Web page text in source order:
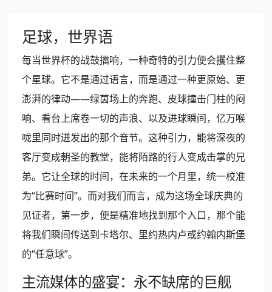
足球，世界语
每当世界杯的战鼓擂响，一种奇特的引力便会攫住整
个星球。它不是通过语言，而是通过一种更原始、更
澎湃的律动——绿茵场上的奔跑、皮球撞击门柱的闷
响、看台上席卷一切的声浪、以及进球瞬间，亿万喉
咙里同时迸发出的那个音节。这种引力，能将深夜的
客厅变成朝圣的教堂，能将陌路的行人变成击掌的兄
弟。它让全球的时间，在未来的一个月里，统一校准
为“比赛时间”。而对我们而言，成为这场全球庆典的
见证者，第一步，便是精准地找到那个入口，那个能
将我们瞬间传送到卡塔尔、里约热内卢或约翰内斯堡
的“任意球”。
主流媒体的盛宴：永不缺席的巨舰